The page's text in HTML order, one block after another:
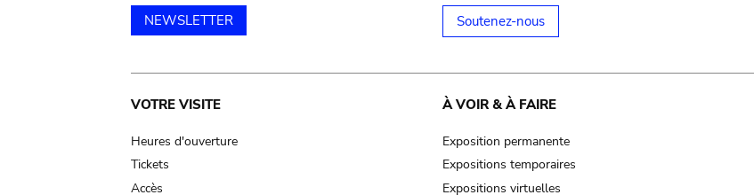
NEWSLETTER Soutenez-nous
Main
navigation
VOTRE VISITE
Heures d'ouverture
Tickets
Accès
À VOIR & À FAIRE
Exposition permanente
Expositions temporaires
Expositions virtuelles